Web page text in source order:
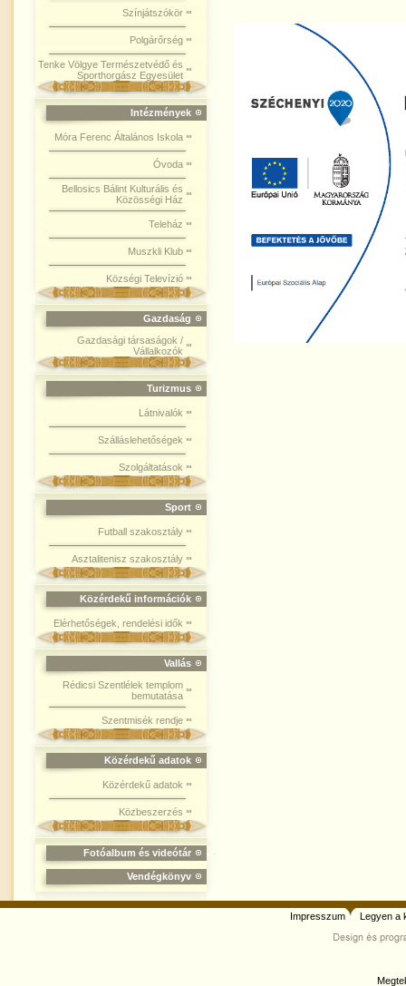
Színjátszókör
Polgárőrség
Tenke Völgye Természetvédő és
Sporthorgász Egyesület
Intézmények
Móra Ferenc Általános Iskola
Óvoda
Bellosics Bálint Kulturális és
Közösségi Ház
Teleház
Muszkli Klub
Községi Televízió
Gazdaság
Gazdasági társaságok /
Vállalkozók
Turizmus
Látnivalók
Szálláslehetőségek
Szolgáltatások
Sport
Futball szakosztály
Asztalitenisz szakosztály
Közérdekű információk
Elérhetőségek, rendelési idők
Vallás
Rédicsi Szentlélek templom
bemutatása
Szentmisék rendje
Közérdekű adatok
Közérdekű adatok
Közbeszerzés
Fotóalbum és videótár
Vendégkönyv
Impresszum Legyen a